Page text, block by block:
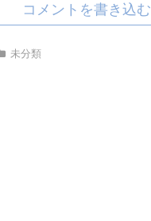
コメントを書き込む
未分類